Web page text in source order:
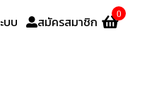
บบ สมัครสมาชิก 0